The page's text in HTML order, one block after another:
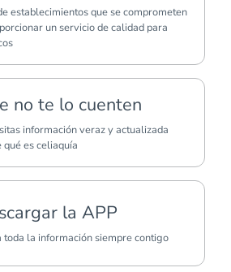
establecimientos que se comprometen
un servicio de calidad para
no te lo cuenten
información veraz y actualizada
qué es celiaquía
la APP
toda la información siempre contigo